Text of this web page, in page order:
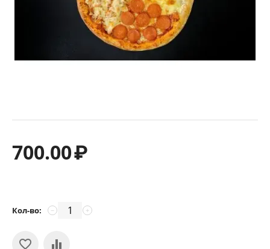
700.00₽
Кол-во: +
−